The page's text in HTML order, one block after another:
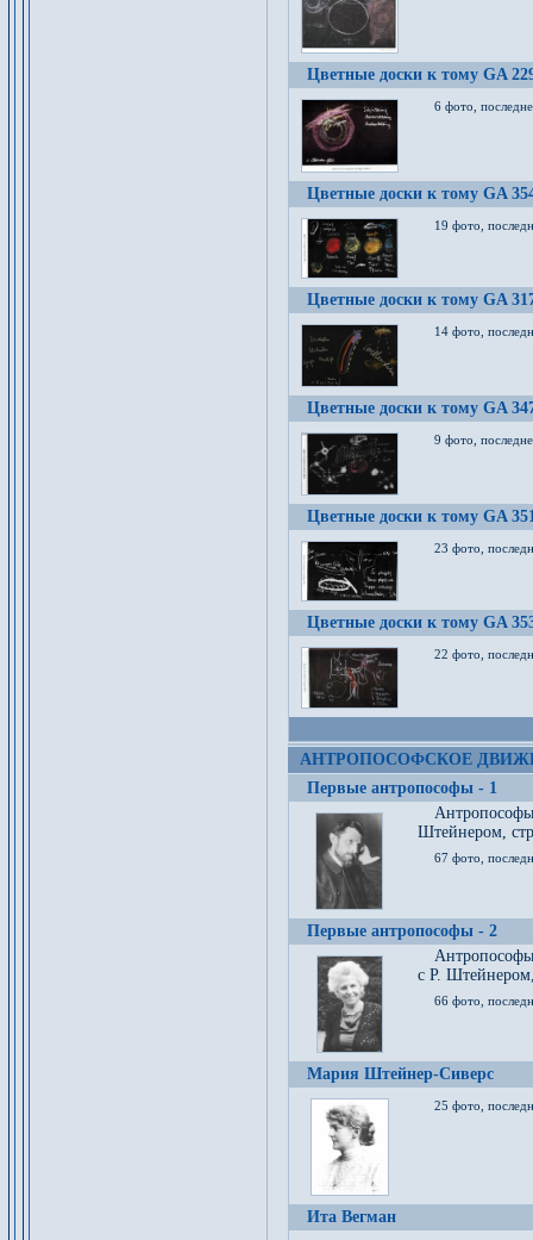
Цветные доски к тому GA
6 фото,
Цветные доски к тому GA
19 фото,
Цветные доски к тому GA
14 фото,
Цветные доски к тому GA
9 фото,
Цветные доски к тому GA
23 фото,
Цветные доски к тому GA
22 фото,
АНТРОПОСОФСКОЕ
Первые антропософы - 1
Штейнером,
67 фото,
Первые антропософы - 2
с Р.
66 фото,
Мария Штейнер-Сиверс
25 фото,
Ита Вегман